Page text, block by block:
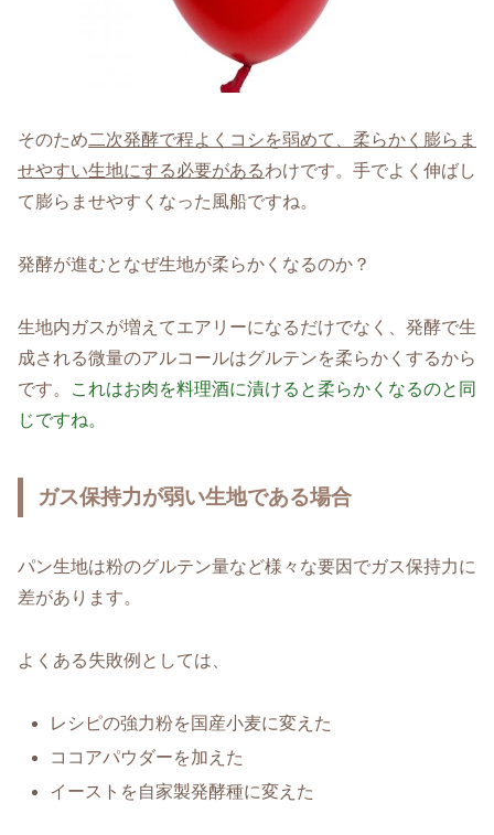
そのため二次発酵で程よくコシを弱めて、柔らかく膨らま
せやすい生地にする必要があるわけです。手でよく伸ばし
て膨らませやすくなった風船ですね。
発酵が進むとなぜ生地が柔らかくなるのか？
生地内ガスが増えてエアリーになるだけでなく、発酵で生
成される微量のアルコールはグルテンを柔らかくするから
です。
これはお肉を料理酒に漬けると柔らかくなるのと同
じですね。
ガス保持力が弱い生地である場合
パン生地は粉のグルテン量など様々な要因でガス保持力に
差があります。
よくある失敗例としては、
レシピの強力粉を国産小麦に変えた
ココアパウダーを加えた
イーストを自家製発酵種に変えた